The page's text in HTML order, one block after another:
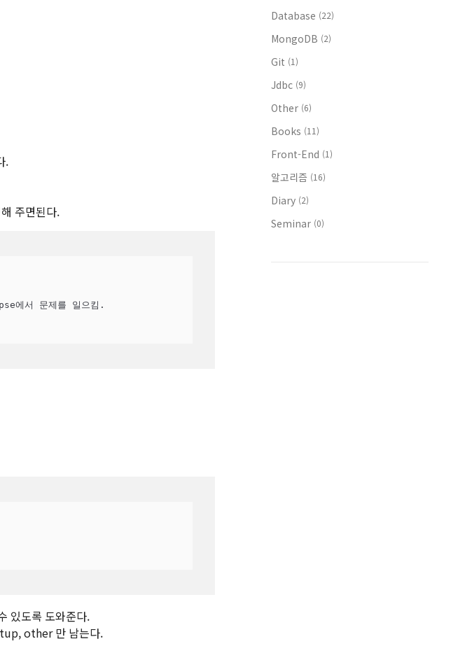
.
주면된다.
에서 문제를 일으킴.
있도록 도와준다.
other 만 남는다.
Database (22)
MongoDB (2)
Git (1)
Jdbc (9)
Other (6)
Books (11)
Front-End (1)
알고리즘 (16)
Diary (2)
Seminar (0)